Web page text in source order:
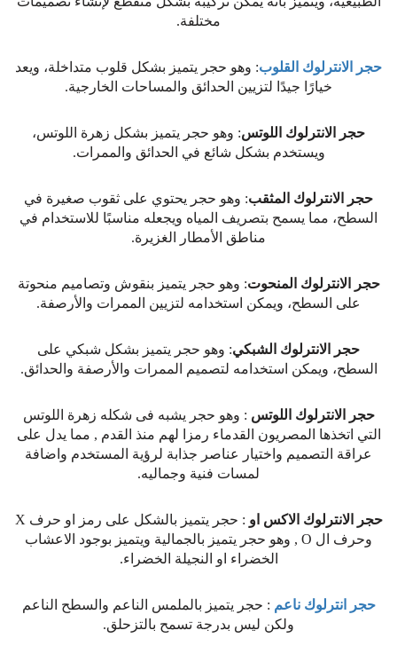
مختلفة.
حجر الانترلوك القلوب: وهو حجر يتميز بشكل قلوب متداخلة، ويعد
خيارًا جيدًا لتزيين الحدائق والمساحات الخارجية.
حجر الانترلوك اللوتس: وهو حجر يتميز بشكل زهرة اللوتس،
ويستخدم بشكل شائع في الحدائق والممرات.
حجر الانترلوك المثقب: وهو حجر يحتوي على ثقوب صغيرة في
السطح، مما يسمح بتصريف المياه ويجعله مناسبًا للاستخدام في
مناطق الأمطار الغزيرة.
حجر الانترلوك المنحوت: وهو حجر يتميز بنقوش وتصاميم منحوتة
على السطح، ويمكن استخدامه لتزيين الممرات والأرصفة.
حجر الانترلوك الشبكي: وهو حجر يتميز بشكل شبكي على
السطح، ويمكن استخدامه لتصميم الممرات والأرصفة والحدائق.
حجر الانترلوك اللوتس : وهو حجر يشبه فى شكله زهرة اللوتس
التي اتخذها المصريون القدماء رمزا لهم منذ القدم , مما يدل على
عراقة التصميم واختيار عناصر جذابة لرؤية المستخدم واضافة
لمسات فنية وجماليه.
حجر الانترلوك الاكس او
: حجر يتميز بالشكل على رمز او حرف X
وحرف ال O , وهو حجر يتميز بالجمالية ويتميز بوجود الاعشاب
الخضراء او النجيلة الخضراء.
حجر انترلوك ناعم : حجر يتميز بالملمس الناعم والسطح الناعم
ولكن ليس بدرجة تسمح بالتزحلق.